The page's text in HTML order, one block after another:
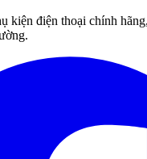
kiện điện thoại chính